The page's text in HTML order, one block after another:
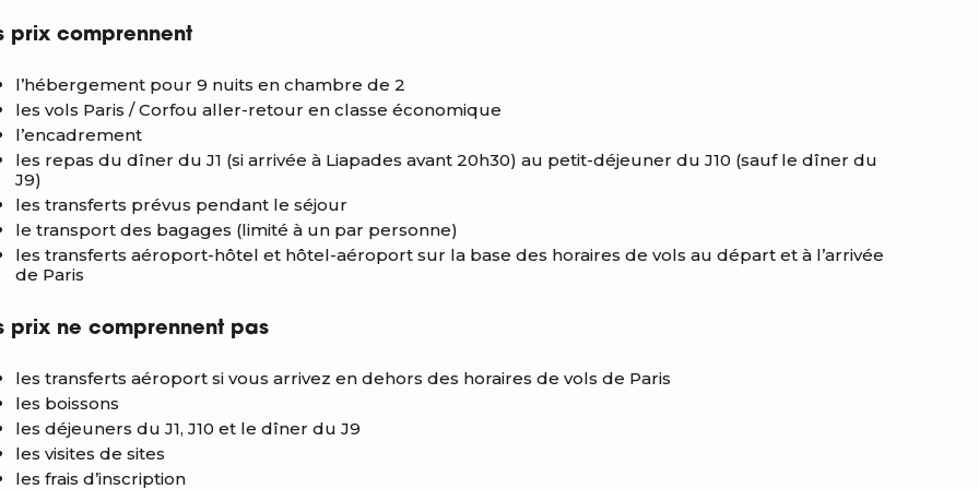
prix comprennent
l’hébergement pour 9 nuits en chambre de 2
les vols Paris / Corfou aller-retour en classe économique
l’encadrement
les repas du dîner du J1 (si arrivée à Liapades avant 20h30) au petit-déjeuner du J10 (sauf le dîner du
J9)
les transferts prévus pendant le séjour
le transport des bagages (limité à un par personne)
les transferts aéroport-hôtel et hôtel-aéroport sur la base des horaires de vols au départ et à l’arrivée
de Paris
prix ne comprennent pas
les transferts aéroport si vous arrivez en dehors des horaires de vols de Paris
les boissons
les déjeuners du J1, J10 et le dîner du J9
les visites de sites
les frais d’inscription